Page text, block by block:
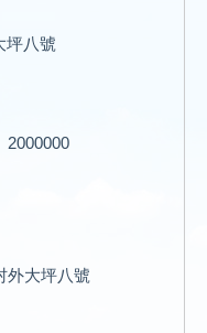
坪八號
2000000
外大坪八號